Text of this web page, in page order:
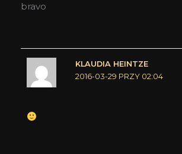
bravo
KLAUDIA HEINTZE
2016-03-29 PRZY 02:04